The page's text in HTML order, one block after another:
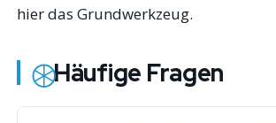
hier das Grundwerkzeug.
Häufige Fragen